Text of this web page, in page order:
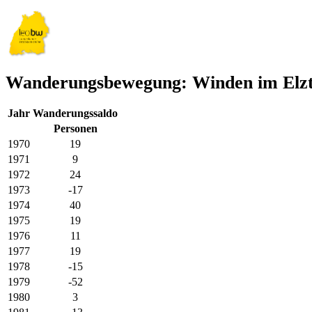
Wanderungsbewegung: Winden im
Jahr Wanderungssaldo
Personen
1970
19
1971
9
1972
24
1973
-17
1974
40
1975
19
1976
11
1977
19
1978
-15
1979
-52
1980
3